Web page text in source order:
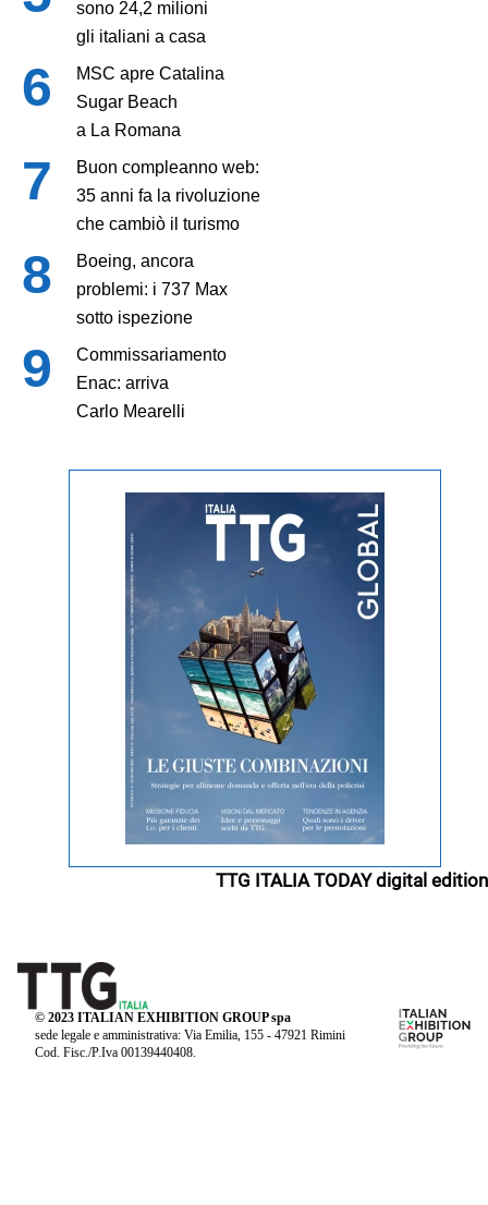
sono 24,2 milioni
gli italiani a casa
MSC apre Catalina
Sugar Beach
a La Romana
Buon compleanno web:
35 anni fa la rivoluzione
che cambiò il turismo
Boeing, ancora
problemi: i 737 Max
sotto ispezione
Commissariamento
Enac: arriva
Carlo Mearelli
TTG ITALIA TODAY digital edition
© 2023 ITALIAN EXHIBITION GROUP spa
sede legale e amministrativa: Via Emilia, 155 - 47921 Rimini
Cod. Fisc./P.Iva 00139440408.